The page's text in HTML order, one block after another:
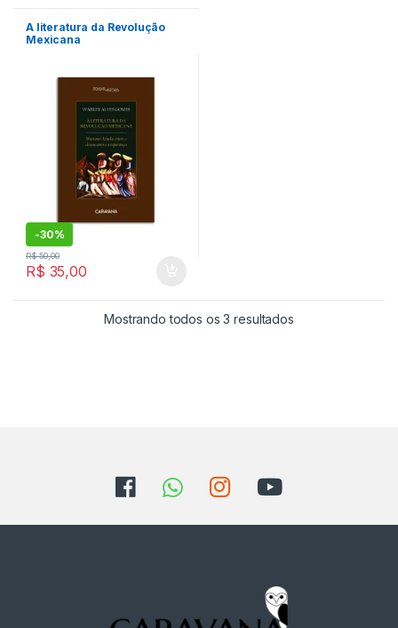
A literatura da Revolução
Mexicana
-30%
R$ 35,00
R$50,00
Mostrando todos os 3 resultadosClassificado por